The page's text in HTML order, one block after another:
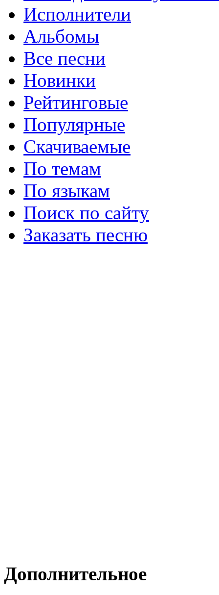
Исполнители
Альбомы
Все песни
Новинки
Рейтинговые
Популярные
Скачиваемые
По темам
По языкам
Поиск по сайту
Заказать песню
Дополнительное